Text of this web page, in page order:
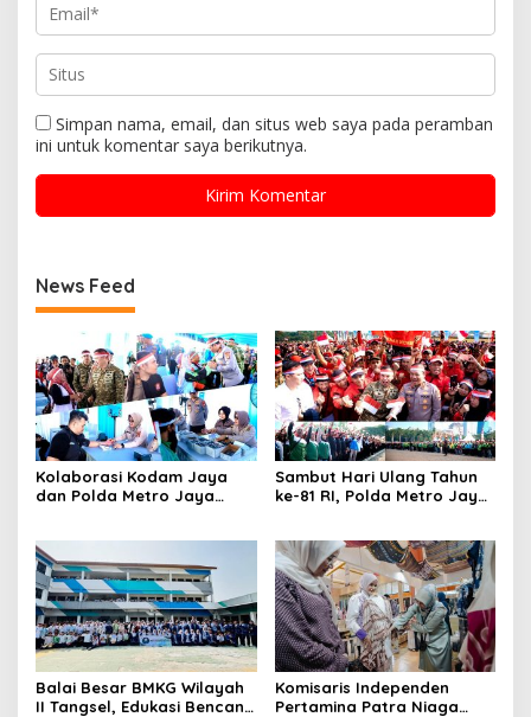
Simpan nama, email, dan situs web saya pada peramban
ini untuk komentar saya berikutnya.
News Feed
Kolaborasi Kodam Jaya
dan Polda Metro Jaya
Sambut Hari Ulang Tahun
ke-81 RI, Polda Metro Jaya
Balai Besar BMKG Wilayah
II Tangsel, Edukasi Bencana
Komisaris Independen
Pertamina Patra Niaga